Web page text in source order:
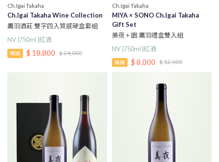
Ch.Igai Takaha
Ch.Igai Takaha Wine Collection
鷹羽酒莊 雙字四入質感硬盒套組
（花偲 2024、美夜 2023、園
2023、鼓動 2022）
NV |750ml |紅酒
精選 $ 18,800 $ 24,000
Ch.Igai Takaha
MIYA × SONO Ch.Igai Takaha
Gift Set
美夜 + 園 鷹羽禮盒雙入組
NV |750ml |紅酒
精選 $ 8,000 $ 12,000